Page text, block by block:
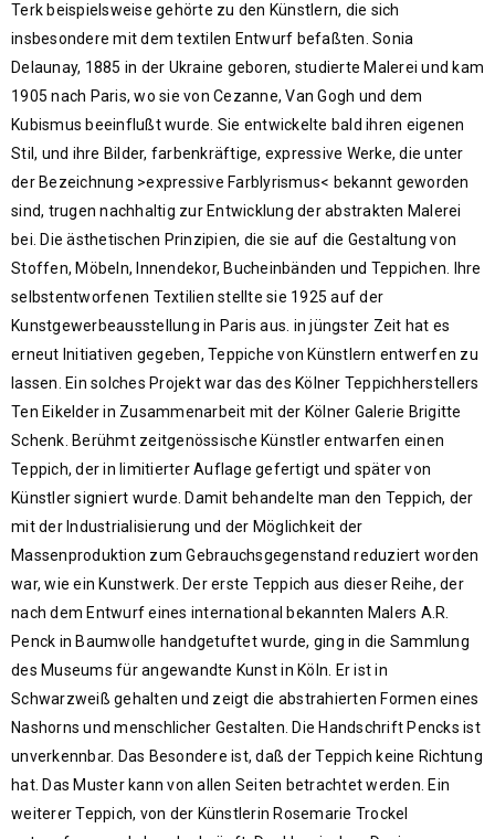
Terk beispielsweise gehörte zu den Künstlern, die sich
insbesondere mit dem textilen Entwurf befaßten. Sonia
Delaunay, 1885 in der Ukraine geboren, studierte Malerei und kam
1905 nach Paris, wo sie von Cezanne, Van Gogh und dem
Kubismus beeinflußt wurde. Sie entwickelte bald ihren eigenen
Stil, und ihre Bilder, farbenkräftige, expressive Werke, die unter
der Bezeichnung >expressive Farblyrismus< bekannt geworden
sind, trugen nachhaltig zur Entwicklung der abstrakten Malerei
bei. Die ästhetischen Prinzipien, die sie auf die Gestaltung von
Stoffen, Möbeln, Innendekor, Bucheinbänden und Teppichen. Ihre
selbstentworfenen Textilien stellte sie 1925 auf der
Kunstgewerbeausstellung in Paris aus. in jüngster Zeit hat es
erneut Initiativen gegeben, Teppiche von Künstlern entwerfen zu
lassen. Ein solches Projekt war das des Kölner Teppichherstellers
Ten Eikelder in Zusammenarbeit mit der Kölner Galerie Brigitte
Schenk. Berühmt zeitgenössische Künstler entwarfen einen
Teppich, der in limitierter Auflage gefertigt und später von
Künstler signiert wurde. Damit behandelte man den Teppich, der
mit der Industrialisierung und der Möglichkeit der
Massenproduktion zum Gebrauchsgegenstand reduziert worden
war, wie ein Kunstwerk. Der erste Teppich aus dieser Reihe, der
nach dem Entwurf eines international bekannten Malers A.R.
Penck in Baumwolle handgetuftet wurde, ging in die Sammlung
des Museums für angewandte Kunst in Köln. Er ist in
Schwarzweiß gehalten und zeigt die abstrahierten Formen eines
Nashorns und menschlicher Gestalten. Die Handschrift Pencks ist
unverkennbar. Das Besondere ist, daß der Teppich keine Richtung
hat. Das Muster kann von allen Seiten betrachtet werden. Ein
weiterer Teppich, von der Künstlerin Rosemarie Trockel